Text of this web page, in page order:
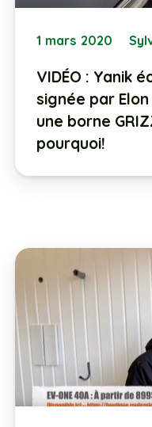
1 mars 2020
VIDÉO : Yanik
signée par
une borne
pourquoi!